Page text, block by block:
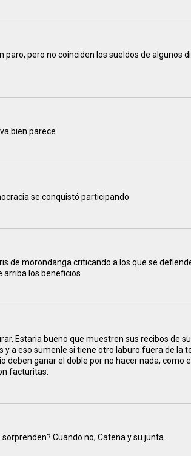
paro, pero no coinciden los sueldos de algunos
bien parece
se conquistó participando
de morondanga criticando a los que se
arriba los beneficios
Estaria bueno que muestren sus recibos de
y a eso sumenle si tiene otro laburo fuera de la
deben ganar el doble por no hacer nada, como
facturitas.
Cuando no, Catena y su junta.